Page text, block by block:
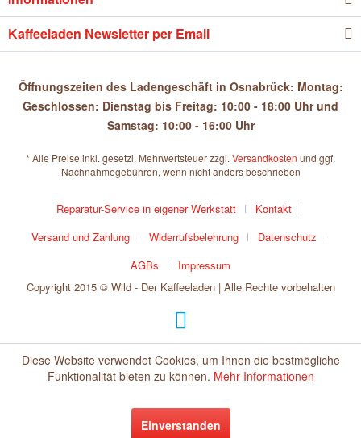
Kaffeeladen Newsletter per Email
Öffnungszeiten des Ladengeschäft in Osnabrück: Montag:
Geschlossen: Dienstag bis Freitag: 10:00 - 18:00 Uhr und
Samstag: 10:00 - 16:00 Uhr
* Alle Preise inkl. gesetzl. Mehrwertsteuer zzgl. Versandkosten und ggf.
Nachnahmegebühren, wenn nicht anders beschrieben
Reparatur-Service in eigener Werkstatt
Kontakt
Versand und Zahlung
Widerrufsbelehrung
Datenschutz
AGBs
Impressum
Copyright 2015 © Wild - Der Kaffeeladen | Alle Rechte vorbehalten
Diese Website verwendet Cookies, um Ihnen die bestmögliche
Funktionalität bieten zu können. Mehr Informationen
Einverstanden